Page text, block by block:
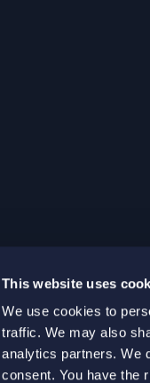
This website uses
We use cookies to
traffic. We may also
analytics partners. We
consent. You have the